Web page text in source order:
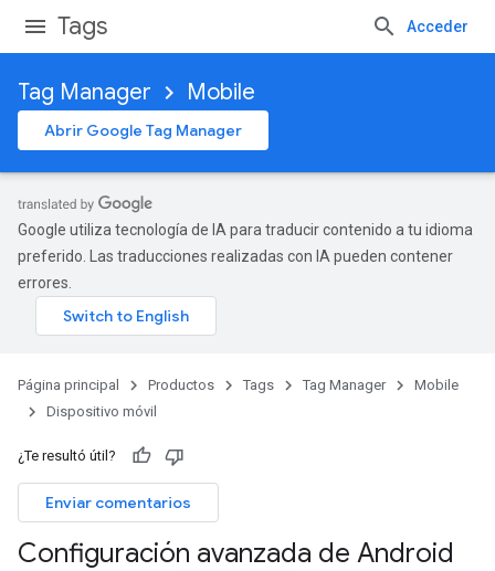
Tags Acceder
Tag Manager Mobile
Abrir Google Tag Manager
Google utiliza tecnología de IA para traducir contenido a tu idioma
preferido. Las traducciones realizadas con IA pueden contener
errores.
Página principal Productos Tags Tag Manager
Mobile
Dispositivo móvil
¿Te resultó útil?
Enviar comentarios
Configuración avanzada de Android